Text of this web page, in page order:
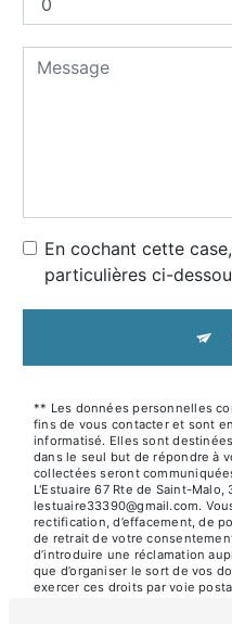
En cochant cette
particulières ci-
** Les données personnelles
fins de vous contacter et sont
informatisé. Elles sont
dans le seul but de répondre à
collectées seront
L'Estuaire 67 Rte de Saint-
lestuaire33390@gmail.com.
rectification, d’effacement, de
de retrait de votre
d’introduire une réclamation
que d’organiser le sort de vos
exercer ces droits par voie
33390 Saint-Seurin-de-Cursac
l'adresse